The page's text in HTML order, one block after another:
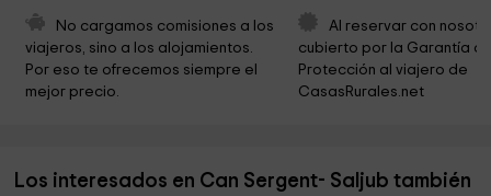
Ayuntamiento de Sant Josep de sa Talaia
Almendro Enero
Iglesia Nuestra Sra. Del Carmen 4,4 km
Cementerio 4,8 km
No cargamos comisiones a los
viajeros, sino a los alojamientos.
Por eso te ofrecemos siempre el
mejor precio.
Al reservar con
cubierto por la Garantía
Protección al viajero de
CasasRurales.net
Los interesados en Can Sergent- Saljub también